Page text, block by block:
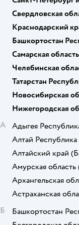
Свердловская
Краснодарский
Башкортостан
Самарская область
Челябинская
Татарстан
Новосибирская
Нижегородская
А
Адыгея
Алтай Республика
Алтайский край
Амурская область
Архангельская
Астраханская
Б
Башкортостан